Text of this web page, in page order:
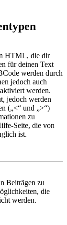
HTML, die dir
für deinen Text
werden durch
jedoch auch
werden.
jedoch werden
(„<“ und „>“)
zu
Seite, die von
ist.
Beiträgen zu
die
werden.